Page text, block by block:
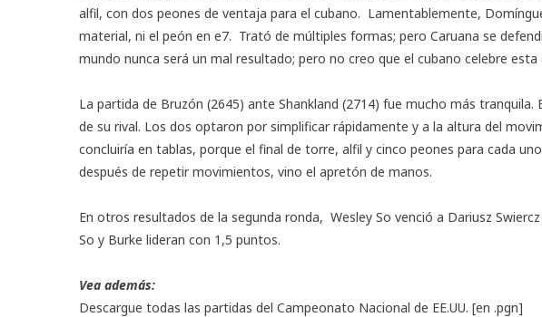
alfil, con dos peones de ventaja para el cubano. Lamentablemente,
material, ni el peón en e7. Trató de múltiples formas; pero Caruana se
mundo nunca será un mal resultado; pero no creo que el cubano celebre esta
La partida de Bruzón (2645) ante Shankland (2714) fue mucho más
de su rival. Los dos optaron por simplificar rápidamente y a la altura del
concluiría en tablas, porque el final de torre, alfil y cinco peones para cada
después de repetir movimientos, vino el apretón de manos.
En otros resultados de la segunda ronda, Wesley So venció a Dariusz
So y Burke lideran con 1,5 puntos.
Vea además:
Descargue todas las partidas del Campeonato Nacional de EE.UU. [en .pgn]